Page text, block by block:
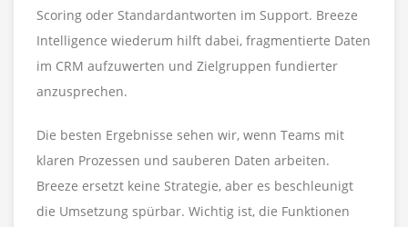
Scoring oder Standardantworten im Support. Breeze
Intelligence wiederum hilft dabei, fragmentierte Daten
im CRM aufzuwerten und Zielgruppen fundierter
anzusprechen.
Die besten Ergebnisse sehen wir, wenn Teams mit
klaren Prozessen und sauberen Daten arbeiten.
Breeze ersetzt keine Strategie, aber es beschleunigt
die Umsetzung spürbar. Wichtig ist, die Funktionen